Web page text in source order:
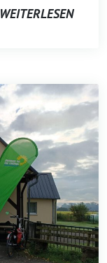
WEITERLESEN